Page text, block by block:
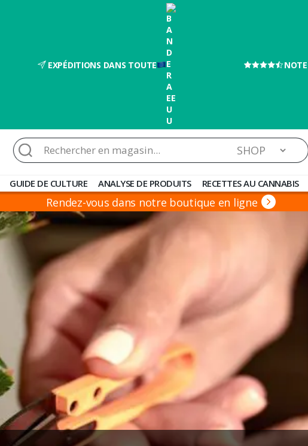
EXPÉDITIONS DANS TOUTE
Rechercher :
GUIDE DE CULTURE ANALYSE DE PRODUITS RECETTES AU CANNABIS
Rendez-vous dans notre boutique en ligne